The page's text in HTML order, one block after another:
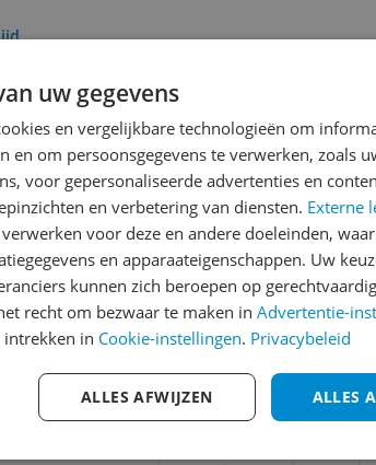
Reviews
Er zijn nog geen
Heb jij dit product in bezit
met het schrijven van je
een review gemiddeld
andere bezoekers een
€250,-!Klik hier voor de
Welk cijfer geef jij dit
uw gegevens
en vergelijkbare technologieën om
en om persoonsgegevens te verwerken, zoals
voor gepersonaliseerde advertenties en
en verbetering van diensten. Externe
voor deze en andere doeleinden,
en apparaateigenschappen. Uw
kunnen zich beroepen op
recht om bezwaar te maken in Advertentie-
in Cookie-instellingen. Privacybeleid
ALLES
ALLES AFWIJZEN